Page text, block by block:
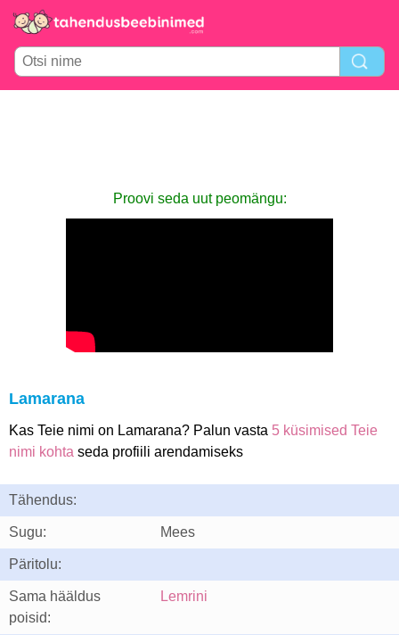
Proovi seda uut peomängu:
Lamarana
Kas Teie nimi on Lamarana? Palun vasta 5 küsimised Teie
nimi kohta seda profiili arendamiseks
Tähendus:
Sugu: Mees
Päritolu:
Sama hääldus
poisid:
Lemrini